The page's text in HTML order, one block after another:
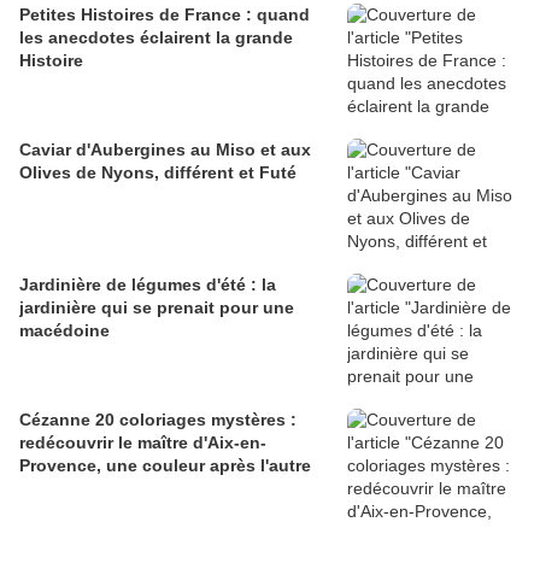
Petites Histoires de France : quand
les anecdotes éclairent la grande
Histoire
Caviar d'Aubergines au Miso et aux
Olives de Nyons, différent et Futé
Jardinière de légumes d'été : la
jardinière qui se prenait pour une
macédoine
Cézanne 20 coloriages mystères :
redécouvrir le maître d'Aix-en-
Provence, une couleur après l'autre